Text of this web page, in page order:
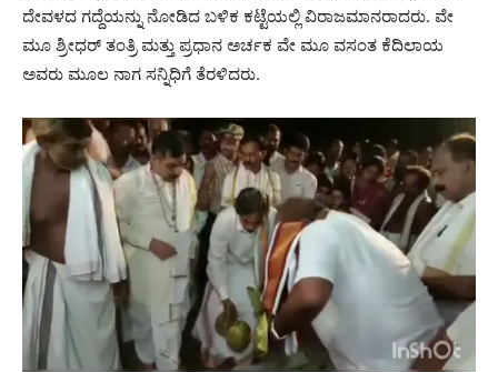
ದೇವಳದ ಗದ್ದೆಯನ್ನು ನೋಡಿದ ಬಳಿಕ ಕಟ್ಟೆಯಲ್ಲಿ ವಿರಾಜಮಾನರಾದರು. ವೇ
ಮೂ ಶ್ರೀಧರ್ ತಂತ್ರಿ ಮತ್ತು ಪ್ರಧಾನ ಅರ್ಚಕ ವೇ ಮೂ ವಸಂತ ಕೆದಿಲಾಯ
ಅವರು ಮೂಲ ನಾಗ ಸನ್ನಿಧಿಗೆ ತೆರಳಿದರು.